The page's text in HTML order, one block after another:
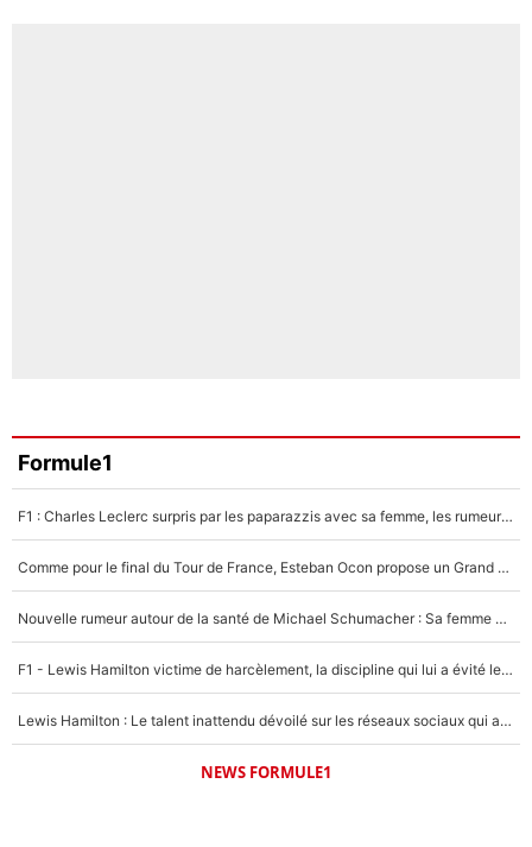
Formule1
F1 : Charles Leclerc surpris par les paparazzis avec sa femme, les rumeurs étaient vraies !
Comme pour le final du Tour de France, Esteban Ocon propose un Grand Prix de Formule 1 à Paris : «Autour de l’Arc de Triomphe, ce serait génial» !
Nouvelle rumeur autour de la santé de Michael Schumacher : Sa femme Corinna sort du silence
F1 - Lewis Hamilton victime de harcèlement, la discipline qui lui a évité le pire : «J'aurais probablement mal tourné»
Lewis Hamilton : Le talent inattendu dévoilé sur les réseaux sociaux qui a impressionné Kim Kardashian pendant leurs vacances en amoureux !
NEWS FORMULE1